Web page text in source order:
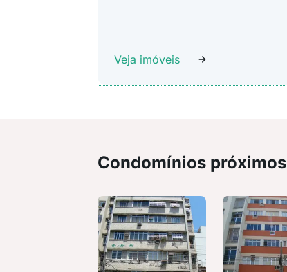
Veja imóveis
Condomínios próximos